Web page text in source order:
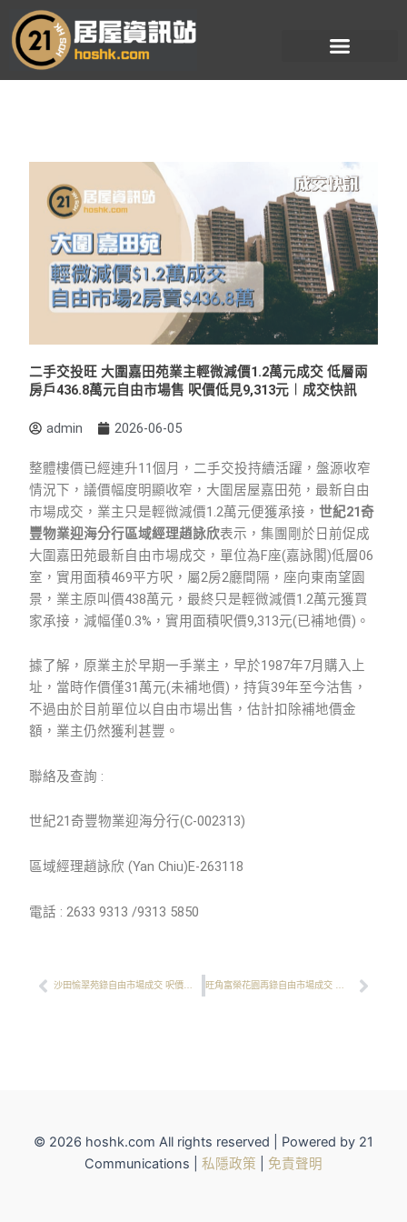
至
二手交投旺 大圍嘉田苑業主輕微減價1.2萬元成交 低層兩
房戶436.8萬元自由市場售 呎價低見9,313元︱成交快訊
admin 2026-06-05
整體樓價已經連升11個月，二手交投持續活躍，盤源收窄
情況下，議價幅度明顯收窄，大圍居屋嘉田苑，最新自由
市場成交，業主只是輕微減價1.2萬元便獲承接，世紀21奇
豐物業迎海分行區域經理趙詠欣表示，集團剛於日前促成
大圍嘉田苑最新自由市場成交，單位為F座(嘉詠閣)低層06
室，實用面積469平方呎，屬2房2廳間隔，座向東南望園
景，業主原叫價438萬元，最終只是輕微減價1.2萬元獲買
家承接，減幅僅0.3%，實用面積呎價9,313元(已補地價)。
據了解，原業主於早期一手業主，早於1987年7月購入上
址，當時作價僅31萬元(未補地價)，持貨39年至今沽售，
不過由於目前單位以自由市場出售，估計扣除補地價金
額，業主仍然獲利甚豐。
聯絡及查詢 :
世紀21奇豐物業迎海分行(C-002313)
區域經理趙詠欣 (Yan Chiu)E-263118
電話 : 2633 9313 /9313 5850
Prev Next
© 2026 hoshk.com All rights reserved | Powered by 21
Communications | 私隱政策 免責聲明